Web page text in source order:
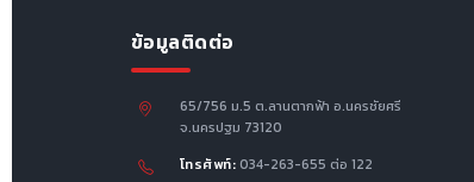
ข้อมูลติดต่อ
65/756 ม.5 ต.ลานตากฟ้า อ.นครชัยศรี
จ.นครปฐม 73120
โทรศัพท์: 034-263-655 ต่อ 122